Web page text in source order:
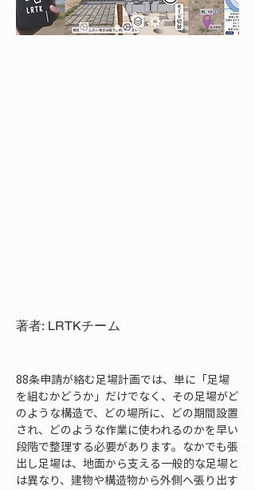
著者: LRTKチーム
88条申請が絡む足場計画では、単に「足場
を組むかどうか」だけでなく、その足場がど
のような構造で、どの場所に、どの期間設置
され、どのような作業に使われるのかを早い
段階で整理する必要があります。なかでも張
出し足場は、地面から支える一般的な足場と
は異なり、建物や構造物から外側へ張り出す